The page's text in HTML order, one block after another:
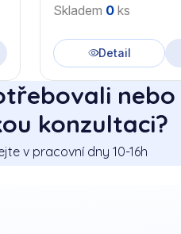
Skladem 0 ks
Detail
konzultaci?
v pracovní dny 10-16h